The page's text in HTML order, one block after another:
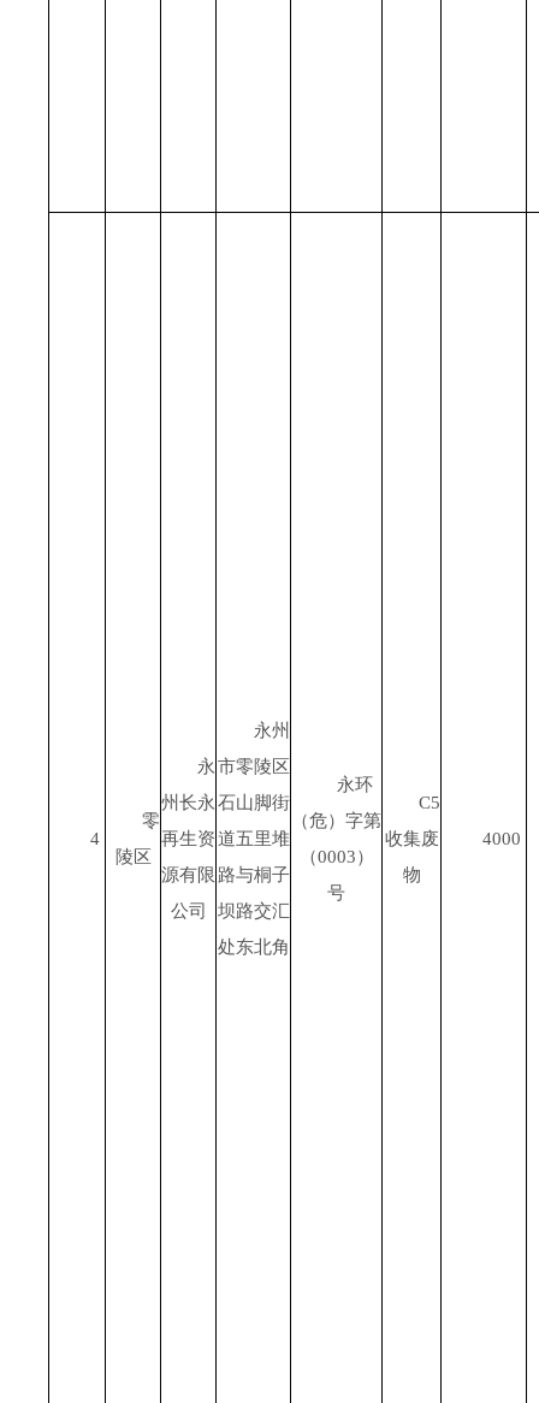
4
零
陵区
永
州长永
再生资
源有限
公司
永州
市零陵区
石山脚街
道五里堆
路与桐子
坝路交汇
处东北角
永环
（危）字第
（0003）
号
C5
收集废
物
4000